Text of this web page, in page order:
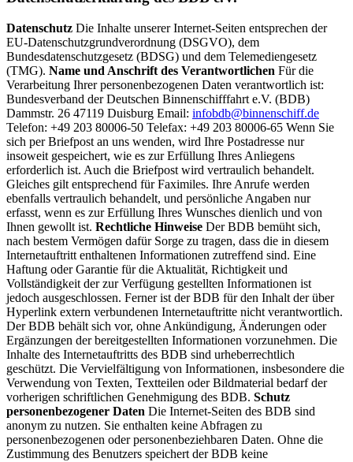
Datenschutz Die Inhalte unserer Internet-Seiten entsprechen der
EU-Datenschutzgrundverordnung (DSGVO), dem
Bundesdatenschutzgesetz (BDSG) und dem Telemediengesetz
(TMG). Name und Anschrift des Verantwortlichen Für die
Verarbeitung Ihrer personenbezogenen Daten verantwortlich ist:
Bundesverband der Deutschen Binnenschifffahrt e.V. (BDB)
Dammstr. 26 47119 Duisburg Email: infobdb@binnenschiff.de
Telefon: +49 203 80006-50 Telefax: +49 203 80006-65 Wenn Sie
sich per Briefpost an uns wenden, wird Ihre Postadresse nur
insoweit gespeichert, wie es zur Erfüllung Ihres Anliegens
erforderlich ist. Auch die Briefpost wird vertraulich behandelt.
Gleiches gilt entsprechend für Faximiles. Ihre Anrufe werden
ebenfalls vertraulich behandelt, und persönliche Angaben nur
erfasst, wenn es zur Erfüllung Ihres Wunsches dienlich und von
Ihnen gewollt ist. Rechtliche Hinweise Der BDB bemüht sich,
nach bestem Vermögen dafür Sorge zu tragen, dass die in diesem
Internetauftritt enthaltenen Informationen zutreffend sind. Eine
Haftung oder Garantie für die Aktualität, Richtigkeit und
Vollständigkeit der zur Verfügung gestellten Informationen ist
jedoch ausgeschlossen. Ferner ist der BDB für den Inhalt der über
Hyperlink extern verbundenen Internetauftritte nicht verantwortlich.
Der BDB behält sich vor, ohne Ankündigung, Änderungen oder
Ergänzungen der bereitgestellten Informationen vorzunehmen. Die
Inhalte des Internetauftritts des BDB sind urheberrechtlich
geschützt. Die Vervielfältigung von Informationen, insbesondere die
Verwendung von Texten, Textteilen oder Bildmaterial bedarf der
vorherigen schriftlichen Genehmigung des BDB. Schutz
personenbezogener Daten Die Internet-Seiten des BDB sind
anonym zu nutzen. Sie enthalten keine Abfragen zu
personenbezogenen oder personenbeziehbaren Daten. Ohne die
Zustimmung des Benutzers speichert der BDB keine